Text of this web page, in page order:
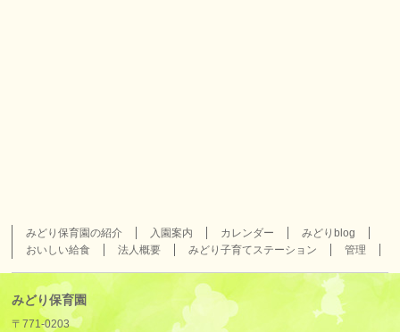
みどり保育園の紹介 入園案内 カレンダー
みどりblog
おいしい給食
法人概要 みどり子育てステーション 管理
みどり保育園
〒771-0203